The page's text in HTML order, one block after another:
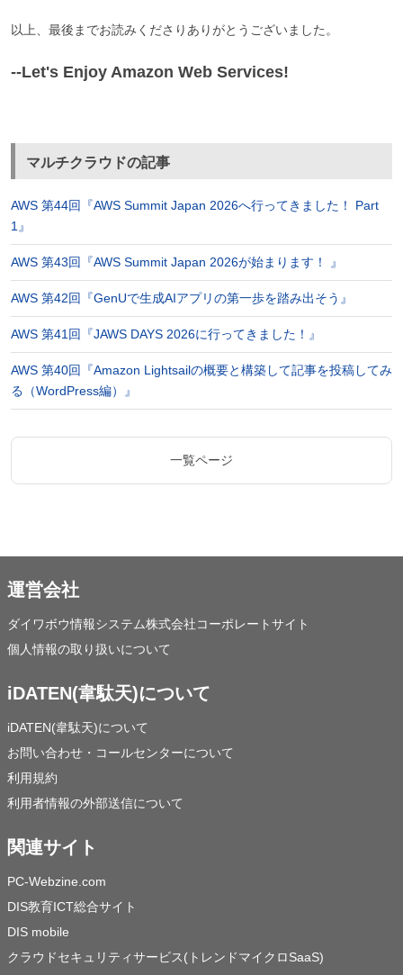
以上、最後までお読みくださりありがとうございました。
--Let's Enjoy Amazon Web Services!
マルチクラウドの記事
AWS 第44回『AWS Summit Japan 2026へ行ってきました！ Part
1』
AWS 第43回『AWS Summit Japan 2026が始まります！ 』
AWS 第42回『GenUで生成AIアプリの第一歩を踏み出そう』
AWS 第41回『JAWS DAYS 2026に行ってきました！』
AWS 第40回『Amazon Lightsailの概要と構築して記事を投稿してみ
る（WordPress編）』
一覧ページ
運営会社
ダイワボウ情報システム株式会社コーポレートサイト
個人情報の取り扱いについて
iDATEN(韋駄天)について
iDATEN(韋駄天)について
お問い合わせ・コールセンターについて
利用規約
利用者情報の外部送信について
関連サイト
PC-Webzine.com
DIS教育ICT総合サイト
DIS mobile
クラウドセキュリティサービス(トレンドマイクロSaaS)